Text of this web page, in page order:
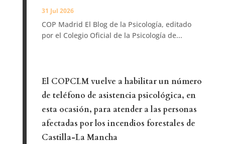
31 Jul 2026
COP Madrid El Blog de la Psicología, editado
por el Colegio Oficial de la Psicología de...
El COPCLM vuelve a habilitar un número
de teléfono de asistencia psicológica, en
esta ocasión, para atender a las personas
afectadas por los incendios forestales de
Castilla-La Mancha